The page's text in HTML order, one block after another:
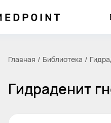
Главная Библиотека
Гидраденит